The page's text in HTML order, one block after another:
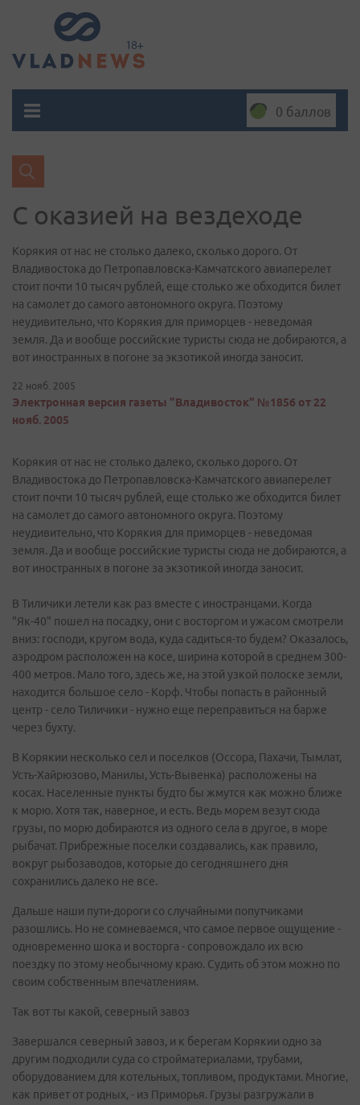
0 баллов
С оказией на вездеходе
Корякия от нас не столько далеко, сколько дорого. От
Владивостока до Петропавловска-Камчатского авиаперелет
стоит почти 10 тысяч рублей, еще столько же обходится билет
на самолет до самого автономного округа. Поэтому
неудивительно, что Корякия для приморцев - неведомая
земля. Да и вообще российские туристы сюда не добираются, а
вот иностранных в погоне за экзотикой иногда заносит.
22 нояб. 2005
Электронная версия газеты "Владивосток" №1856 от 22
нояб. 2005
Корякия от нас не столько далеко, сколько дорого. От
Владивостока до Петропавловска-Камчатского авиаперелет
стоит почти 10 тысяч рублей, еще столько же обходится билет
на самолет до самого автономного округа. Поэтому
неудивительно, что Корякия для приморцев - неведомая
земля. Да и вообще российские туристы сюда не добираются, а
вот иностранных в погоне за экзотикой иногда заносит.
В Тиличики летели как раз вместе с иностранцами. Когда
"Як-40" пошел на посадку, они с восторгом и ужасом смотрели
вниз: господи, кругом вода, куда садиться-то будем? Оказалось,
аэродром расположен на косе, ширина которой в среднем 300-
400 метров. Мало того, здесь же, на этой узкой полоске земли,
находится большое село - Корф. Чтобы попасть в районный
центр - село Тиличики - нужно еще переправиться на барже
через бухту.
В Корякии несколько сел и поселков (Оссора, Пахачи, Тымлат,
Усть-Хайрюзово, Манилы, Усть-Вывенка) расположены на
косах. Населенные пункты будто бы жмутся как можно ближе
к морю. Хотя так, наверное, и есть. Ведь морем везут сюда
грузы, по морю добираются из одного села в другое, в море
рыбачат. Прибрежные поселки создавались, как правило,
вокруг рыбозаводов, которые до сегодняшнего дня
сохранились далеко не все.
Дальше наши пути-дороги со случайными попутчиками
разошлись. Но не сомневаемся, что самое первое ощущение -
одновременно шока и восторга - сопровождало их всю
поездку по этому необычному краю. Судить об этом можно по
своим собственным впечатлениям.
Так вот ты какой, северный завоз
Завершался северный завоз, и к берегам Корякии одно за
другим подходили суда со стройматериалами, трубами,
оборудованием для котельных, топливом, продуктами. Многие,
как привет от родных, - из Приморья. Грузы разгружали в